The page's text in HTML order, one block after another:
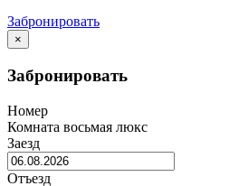
Забронировать
×
Забронировать
Номер
Комната восьмая люкс
Заезд
Отъезд